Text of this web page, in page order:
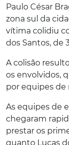
Paulo César
zona sul da
vítima colidiu
dos Santos, de
A colisão
os envolvidos,
por equipes de
As equipes de
chegaram
prestar os
quanto Lucas